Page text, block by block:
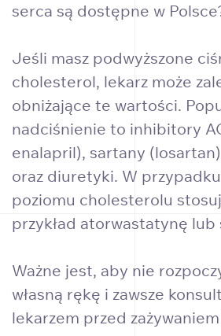
serca są dostępne w
Jeśli masz podwyższone
cholesterol, lekarz może
obniżające te wartości.
nadciśnienie to inhibitory
enalapril), sartany
oraz diuretyki. W
poziomu cholesterolu
przykład atorwastatynę
Ważne jest, aby nie
własną rękę i zawsze
lekarzem przed